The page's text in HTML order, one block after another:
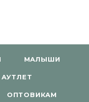
МАЛЫШИ
АУТЛЕТ
ОПТОВИКАМ